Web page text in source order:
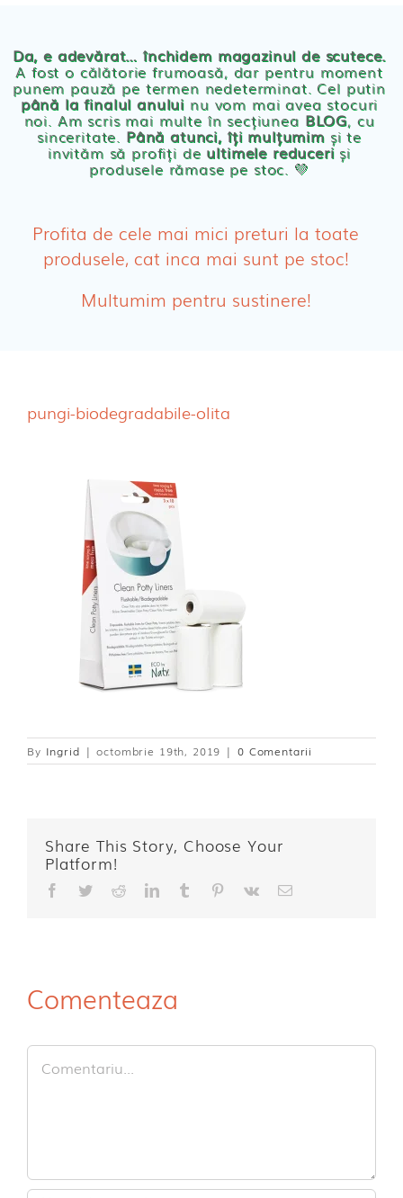
Servetele umede ecologice
Cosmetice BEBE
Olita Bio Naty
PRODUSE FEMEI
Absorbante Post-Natale
Absorbante Incontinenta Urinara
Dischete alaptare
Da, e adevărat… închidem magazinul de scutece.
A fost o călătorie frumoasă, dar pentru moment
punem pauză pe termen nedeterminat. Cel putin
până la finalul anului nu vom mai avea stocuri
noi. Am scris mai multe în secțiunea BLOG, cu
sinceritate. Până atunci, îți mulțumimși te
invităm să profiți de ultimele reduceriși
produsele rămase pe stoc. 💛
Profita de cele mai mici preturi la toate
produsele, cat inca mai sunt pe stoc!
Multumim pentru sustinere!
pungi-biodegradabile-olita
By Ingrid | octombrie 19th, 2019 | 0 Comentarii
Share This Story, Choose Your
Platform!
Facebook
TwitterRedditLinkedIn
TumblrPinterest
Vk
E-
Comenteaza
Comment